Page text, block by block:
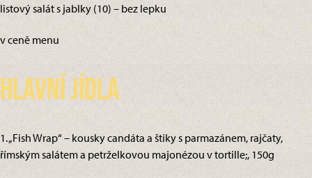
listový salát s jablky (10) – bez lepku
v ceně menu
Hlavní jídla
1. „Fish Wrap“ – kousky candáta a štiky s parmazánem, rajčaty,
římským salátem a petrželkovou majonézou v tortille;, 150g